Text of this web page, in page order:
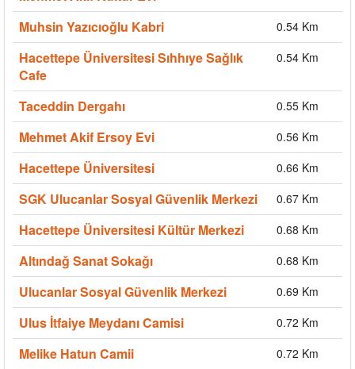
Muhsin Yazıcıoğlu Kabri 0.54 Km
Hacettepe Üniversitesi Sıhhıye Sağlık
Cafe
0.54 Km
Taceddin Dergahı 0.55 Km
Mehmet Akif Ersoy Evi 0.56 Km
Hacettepe Üniversitesi 0.66 Km
SGK Ulucanlar Sosyal Güvenlik Merkezi 0.67 Km
Hacettepe Üniversitesi Kültür Merkezi 0.68 Km
Altındağ Sanat Sokağı 0.68 Km
Ulucanlar Sosyal Güvenlik Merkezi 0.69 Km
Ulus İtfaiye Meydanı Camisi 0.72 Km
Melike Hatun Camii 0.72 Km